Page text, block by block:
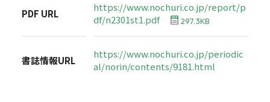
PDF URL
https://www.nochuri.co.jp/report/p
df/n2301st1.pdf
297.3KB
書誌情報URL
https://www.nochuri.co.jp/periodic
al/norin/contents/9181.html